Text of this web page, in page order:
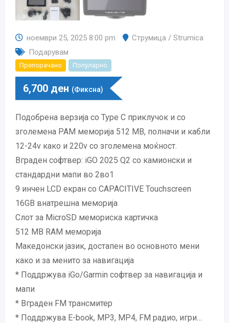
ноември 25, 2025 8:00 pm
Струмица / Strumica
Подарувам
Препорачано Популарно
6,700 ден (Фиксна)
Подобрена верзија со Type C приклучок и со
зголемена РАМ меморија 512 MB, полначи и кабли
12-24v како и 220v со зголемена моќност.
Вграден софтвер: iGO 2025 Q2 со камионски и
стандардни мапи во 2во1
9 инчен LCD екран со CAPACITIVE Touchscreen
16GB внатрешна меморија
Слот за MicroSD мемориска картичка
512 MB RAM меморија
Македонски јазик, достапен во основното мени
како и за менито за навигација
* Поддржува iGo/Garmin софтвер за навигација и
мапи
* Вграден FM трансмитер
* Поддржува E-book, MP3, MP4, FM радио, игри…